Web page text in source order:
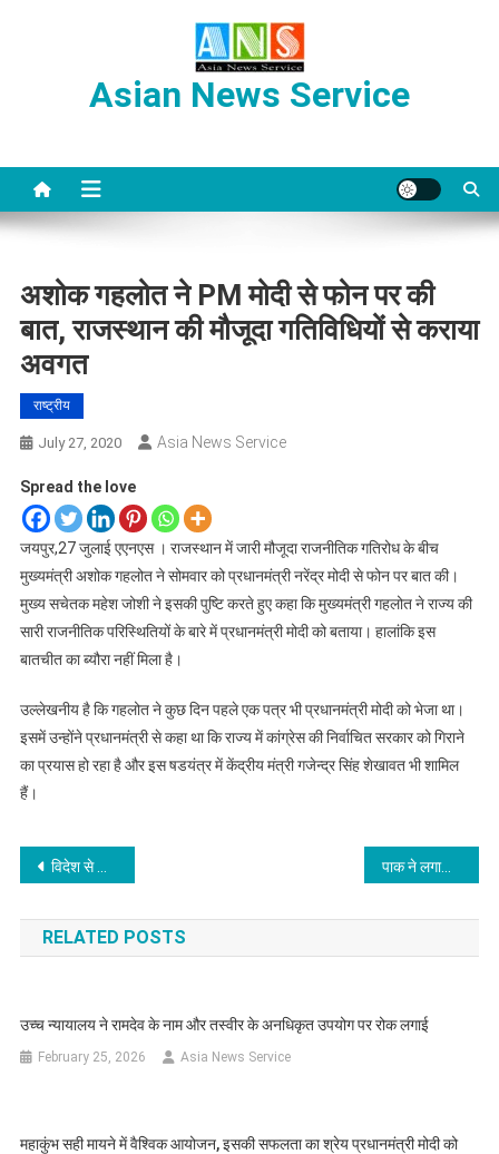
Asian News Service
अशोक गहलोत ने PM मोदी से फोन पर की
बात, राजस्थान की मौजूदा गतिविधियों से कराया
अवगत
राष्ट्रीय
July 27, 2020 Asia News Service
Spread the love
जयपुर,27 जुलाई एएनएस । राजस्थान में जारी मौजूदा राजनीतिक गतिरोध के बीच
मुख्यमंत्री अशोक गहलोत ने सोमवार को प्रधानमंत्री नरेंद्र मोदी से फोन पर बात की।
मुख्य सचेतक महेश जोशी ने इसकी पुष्टि करते हुए कहा कि मुख्यमंत्री गहलोत ने राज्य की
सारी राजनीतिक परिस्थितियों के बारे में प्रधानमंत्री मोदी को बताया। हालांकि इस
बातचीत का ब्यौरा नहीं मिला है।
उल्लेखनीय है कि गहलोत ने कुछ दिन पहले एक पत्र भी प्रधानमंत्री मोदी को भेजा था।
इसमें उन्होंने प्रधानमंत्री से कहा था कि राज्य में कांग्रेस की निर्वाचित सरकार को गिराने
का प्रयास हो रहा है और इस षडयंत्र में केंद्रीय मंत्री गजेन्द्र सिंह शेखावत भी शामिल
हैं।
Post
navigation
विदेश से आये 14 लोगों के विरूद्ध एफआईआर का आदेश पाक ने लगातार 7वें दिन किया सीजफायर का उल्लंघन, गोलीबारी की और दागे मोर्टार
RELATED POSTS
उच्च न्यायालय ने रामदेव के नाम और तस्वीर के अनधिकृत उपयोग पर रोक लगाई
February 25, 2026 Asia News Service
महाकुंभ सही मायने में वैश्विक आयोजन, इसकी सफलता का श्रेय प्रधानमंत्री मोदी को